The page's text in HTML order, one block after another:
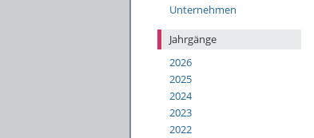
Unternehmen
Jahrgänge
2026
2025
2024
2023
2022